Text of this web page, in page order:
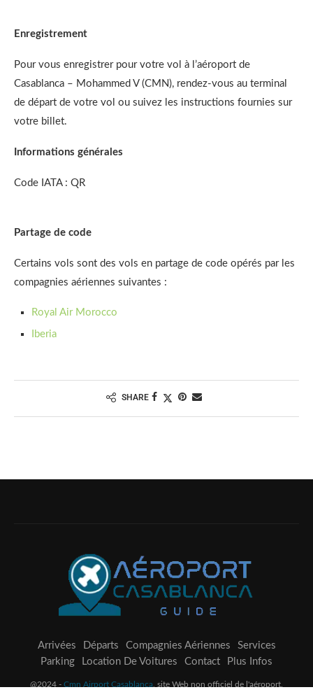
Enregistrement
Pour vous enregistrer pour votre vol à l’aéroport de
Casablanca – Mohammed V (CMN), rendez-vous au terminal
de départ de votre vol ou suivez les instructions fournies sur
votre billet.
Informations générales
Code IATA : QR
Partage de code
Certains vols sont des vols en partage de code opérés par les
compagnies aériennes suivantes :
Royal Air Morocco
Iberia
SHARE
Arrivées Départs Compagnies Aériennes
Services
Parking
Location De Voitures Contact Plus Infos
@2024 - Cmn Airport Casablanca , site Web non officiel de l'aéroport.